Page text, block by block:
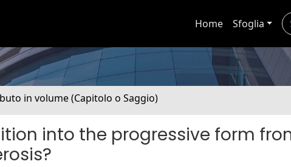
Home Sfoglia
in volume (Capitolo o Saggio)
into the progressive form